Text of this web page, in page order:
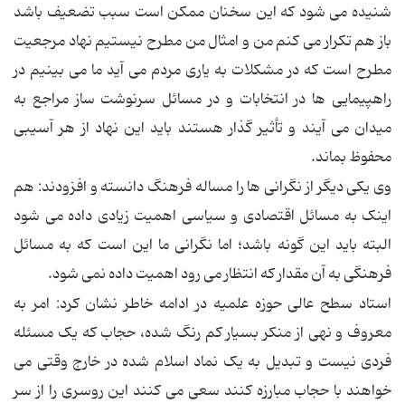
شنیده می شود که این سخنان ممکن است سبب تضعیف باشد
باز هم تکرار می کنم من و امثال من مطرح نیستیم نهاد مرجعیت
مطرح است که در مشکلات به یاری مردم می آید ما می بینیم در
راهپیمایی ها در انتخابات و در مسائل سرنوشت ساز مراجع به
میدان می آیند و تأثیر گذار هستند باید این نهاد از هر آسیبی
محفوظ بماند.
وی یکی دیگر از نگرانی ها را مساله فرهنگ دانسته و افزودند: هم
اینک به مسائل اقتصادی و سیاسی اهمیت زیادی داده می شود
البته باید این گونه باشد؛ اما نگرانی ما این است که به مسائل
فرهنگی به آن مقدار که انتظار می رود اهمیت داده نمی شود.
استاد سطح عالی حوزه علمیه در ادامه خاطر نشان کرد: امر به
معروف و نهی از منکر بسیار کم رنگ شده، حجاب که یک مسئله
فردی نیست و تبدیل به یک نماد اسلام شده در خارج وقتی می
خواهند با حجاب مبارزه کنند سعی می کنند این روسری را از سر